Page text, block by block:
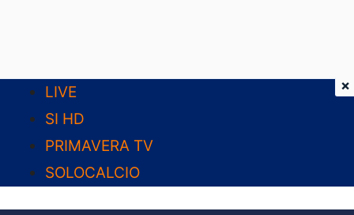
contenuto
LIVE
SI HD
PRIMAVERA TV
SOLOCALCIO
×